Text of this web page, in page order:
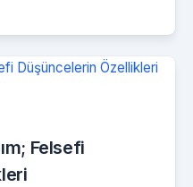
Felsefi